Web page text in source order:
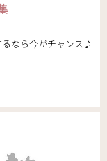
なら今がチャンス♪